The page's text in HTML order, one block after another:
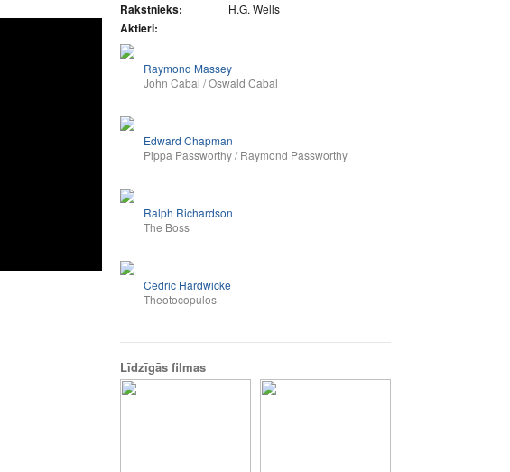
Rakstnieks: H.G. Wells
Aktieri:
Raymond Massey
John Cabal / Oswald Cabal
Edward Chapman
Pippa Passworthy / Raymond Passworthy
Ralph Richardson
The Boss
Cedric Hardwicke
Theotocopulos
Līdzīgās filmas